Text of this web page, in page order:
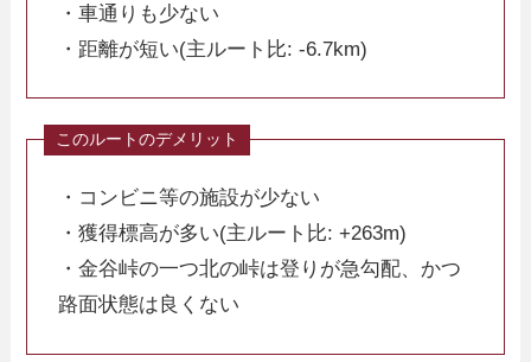
・車通りも少ない
・距離が短い(主ルート比: -6.7km)
・コンビニ等の施設が少ない
・獲得標高が多い(主ルート比: +263m)
・金谷峠の一つ北の峠は登りが急勾配、かつ
路面状態は良くない